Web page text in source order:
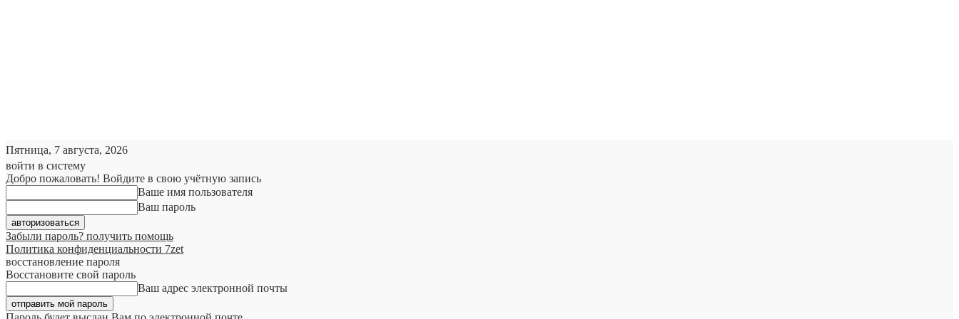
Пятница, 7 августа, 2026
войти в систему
Добро пожаловать! Войдите в свою учётную запись
Ваше имя пользователя
Ваш пароль
Забыли пароль? получить помощь
Политика конфиденциальности 7zet
восстановление пароля
Восстановите свой пароль
Ваш адрес электронной почты